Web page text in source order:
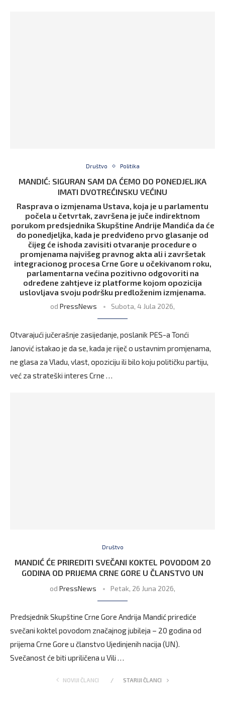
Društvo Politika
MANDIĆ: SIGURAN SAM DA ĆEMO DO PONEDJELJKA
IMATI DVOTREĆINSKU VEĆINU
Rasprava o izmjenama Ustava, koja je u parlamentu
počela u četvrtak, završena je juče indirektnom
porukom predsjednika Skupštine Andrije Mandića da će
do ponedjeljka, kada je predviđeno prvo glasanje od
čijeg će ishoda zavisiti otvaranje procedure o
promjenama najvišeg pravnog akta ali i završetak
integracionog procesa Crne Gore u očekivanom roku,
parlamentarna većina pozitivno odgovoriti na
određene zahtjeve iz platforme kojom opozicija
uslovljava svoju podršku predloženim izmjenama.
od PressNews Subota, 4 Jula 2026,
Otvarajući jučerašnje zasijedanje, poslanik PES-a Tonći
Janović istakao je da se, kada je riječ o ustavnim promjenama,
ne glasa za Vladu, vlast, opoziciju ili bilo koju političku partiju,
već za strateški interes Crne …
Društvo
MANDIĆ ĆE PRIREDITI SVEČANI KOKTEL POVODOM 20
GODINA OD PRIJEMA CRNE GORE U ČLANSTVO UN
od PressNews Petak, 26 Juna 2026,
Predsjednik Skupštine Crne Gore Andrija Mandić prirediće
svečani koktel povodom značajnog jubileja – 20 godina od
prijema Crne Gore u članstvo Ujedinjenih nacija (UN).
Svečanost će biti upriličena u Vili …
NOVIJI ČLANCI STARIJI ČLANCI